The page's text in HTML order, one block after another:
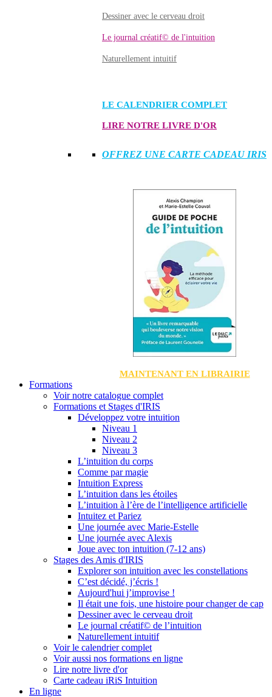
Dessiner avec le cerveau droit
Le journal créatif© de l'intuition
Naturellement intuitif
LE CALENDRIER COMPLET
LIRE NOTRE LIVRE D'OR
OFFREZ UNE CARTE CADEAU IRIS
MAINTENANT EN LIBRAIRIE
Formations
Voir notre catalogue complet
Formations et Stages d'IRIS
Développez votre intuition
Niveau 1
Niveau 2
Niveau 3
L’intuition du corps
Comme par magie
Intuition Express
L’intuition dans les étoiles
L’intuition à l’ère de l’intelligence artificielle
Intuitez et Pariez
Une journée avec Marie-Estelle
Une journée avec Alexis
Joue avec ton intuition (7-12 ans)
Stages des Amis d'IRIS
Explorer son intuition avec les constellations
C’est décidé, j’écris !
Aujourd'hui j’improvise !
Il était une fois, une histoire pour changer de cap
Dessiner avec le cerveau droit
Le journal créatif© de l’intuition
Naturellement intuitif
Voir le calendrier complet
Voir aussi nos formations en ligne
Lire notre livre d'or
Carte cadeau iRiS Intuition
En ligne